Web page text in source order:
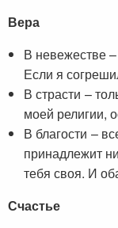
Вера
В невежестве
Если я
В страсти –
моей религии,
В благости –
принадлежит
тебя своя. И
Счастье